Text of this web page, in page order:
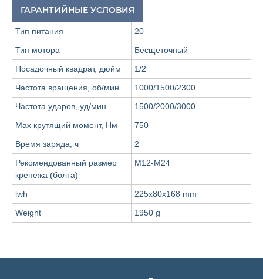
ГАРАНТИЙНЫЕ УСЛОВИЯ
Тип питания
20
Тип мотора
Бесщеточный
Посадочный квадрат, дюйм
1/2
Частота вращения, об/мин
1000/1500/2300
Частота ударов, уд/мин
1500/2000/3000
Max крутящий момент, Нм
750
Время заряда, ч
2
Рекомендованный размер
крепежа (болта)
М12-М24
lwh
225x80x168 mm
Weight
1950 g